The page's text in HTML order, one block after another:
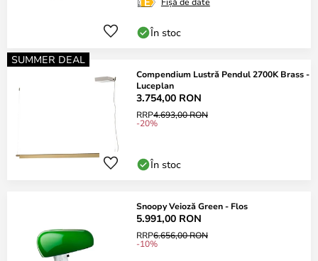
În stoc
SUMMER DEAL
Compendium Lustră Pendul 2700K Brass -
Luceplan
3.754,00 RON
RRP4.693,00 RON
-20%
În stoc
Snoopy Veioză Green - Flos
5.991,00 RON
RRP6.656,00 RON
-10%